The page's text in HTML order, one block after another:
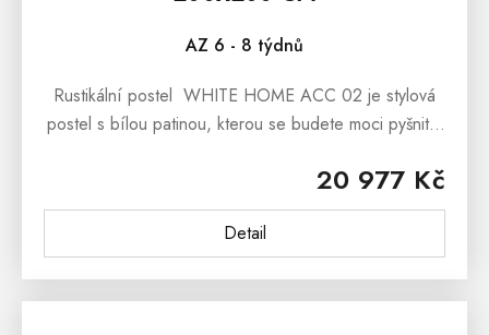
AZ 6 - 8 týdnů
20 977 Kč
Detail
Rustikální postel WHITE HOME ACC 02 je stylová
postel s bílou patinou, kterou se budete moci pyšnit v
WHITE HOME ACC 02...